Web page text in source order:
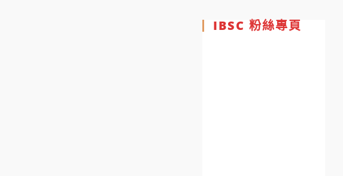
IBSC 粉絲專頁